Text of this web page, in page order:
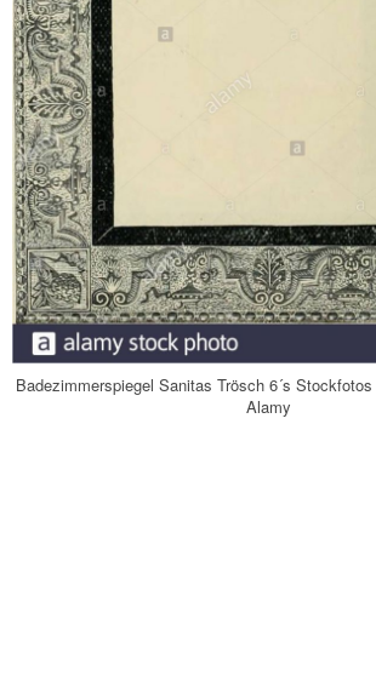
Badezimmerspiegel Sanitas Trösch 6´s
Alamy